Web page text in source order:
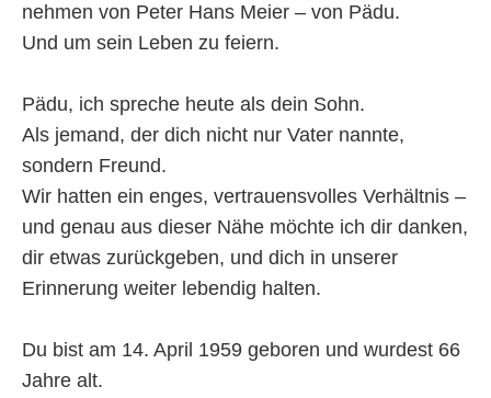
nehmen von Peter Hans Meier – von Pädu.
Und um sein Leben zu feiern.
Pädu, ich spreche heute als dein Sohn.
Als jemand, der dich nicht nur Vater nannte,
sondern Freund.
Wir hatten ein enges, vertrauensvolles Verhältnis –
und genau aus dieser Nähe möchte ich dir danken,
dir etwas zurückgeben, und dich in unserer
Erinnerung weiter lebendig halten.
Du bist am 14. April 1959 geboren und wurdest 66
Jahre alt.